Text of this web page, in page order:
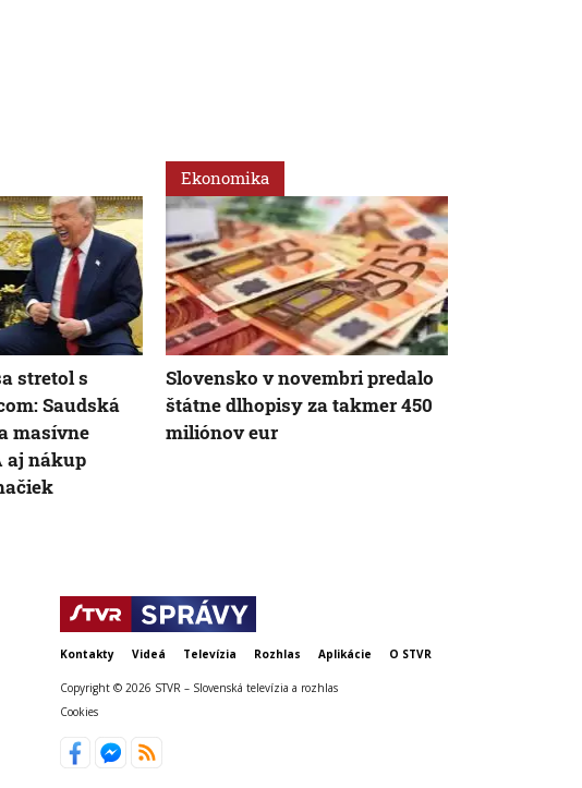
stretol s
Saudská
masívne
aj nákup
Ekonomika
Slovensko v novembri predalo
štátne dlhopisy za takmer 450
miliónov eur
Kontakty Videá Televízia Rozhlas Aplikácie O STVR
Copyright © 2026 STVR – Slovenská televízia a rozhlas
Cookies